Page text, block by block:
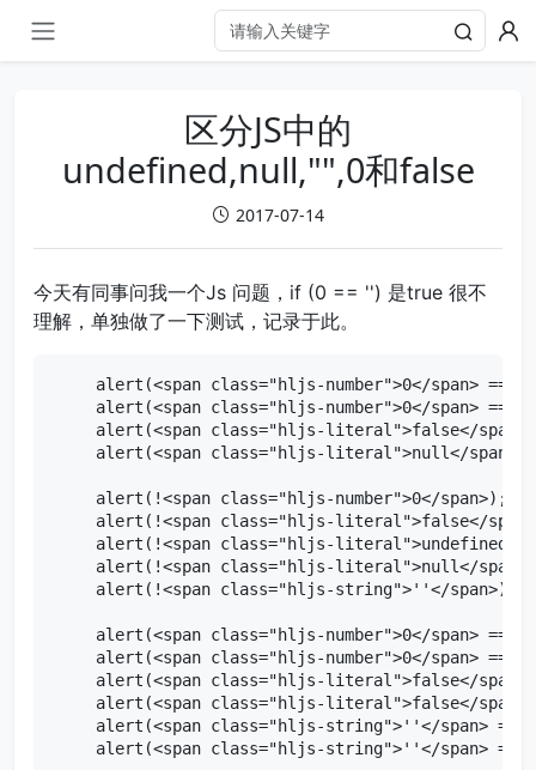
区分JS中的
undefined,null,"",0和false
2017-07-14
今天有同事问我一个Js 问题，if (0 == '') 是true 很不
理解，单独做了一下测试，记录于此。
alert(<span class="hljs-number">0</span> ==
alert(<span class="hljs-number">0</span> ==
alert(<span class="hljs-literal">false</span>
alert(<span class="hljs-literal">null</span>
alert(!<span class="hljs-number">0</span>);
alert(!<span class="hljs-literal">false</
alert(!<span class="hljs-literal">undefined</
alert(!<span class="hljs-literal">null</span>);
alert(!<span class="hljs-string">''</span>);
alert(<span class="hljs-number">0</span> ==
alert(<span class="hljs-number">0</span> ==
alert(<span class="hljs-literal">false</span>
alert(<span class="hljs-literal">false</span>
alert(<span class="hljs-string">''</span> ==
alert(<span class="hljs-string">''</span> ==